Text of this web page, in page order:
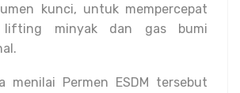
kunci, untuk mempercepat
lifting minyak dan gas bumi
menilai Permen ESDM tersebut